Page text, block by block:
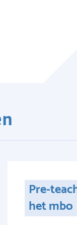
Pre-
het mbo